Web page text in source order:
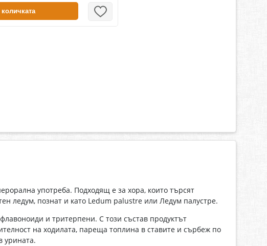
употреба. Подходящ е за хора, които търсят
ледум, познат и като Ledum palustre или Ледум палустре.
и тритерпени. С този състав продуктът
на ходилата, пареща топлина в ставите и сърбеж по
урината.